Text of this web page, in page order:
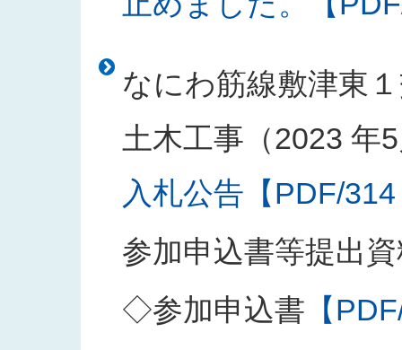
なにわ筋線敷津東
土木工事（2023 年
入札公告【PDF/
参加申込書等提出
◇参加申込書 【